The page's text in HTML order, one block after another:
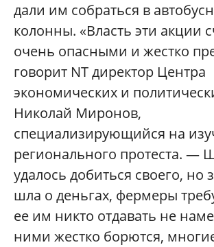
дали им собраться в
колонны. «Власть эти акции
очень опасными и жестко
говорит NT директор Центра
экономических и
Николай Миронов,
специализирующийся на
регионального протеста. —
удалось добиться своего, но
шла о деньгах, фермеры
ее им никто отдавать не
ними жестко борются,